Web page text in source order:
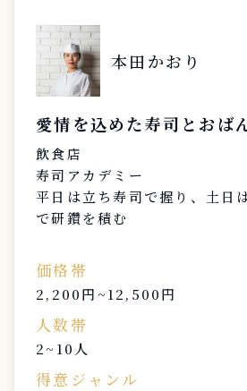
本田かおり
愛情を込めた寿司とおば
飲食店
寿司アカデミー
平日は立ち寿司で握り、土日
で研鑽を積む
価格帯
2,200円~12,500円
人数帯
2~10人
得意ジャンル